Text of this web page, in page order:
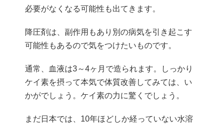
必要がなくなる可能性も出てきます。
降圧剤は、副作用もあり別の病気を引き起こす
可能性もあるので気をつけたいものです。
通常、血液は3～4ヶ月で造られます。しっかり
ケイ素を摂って本気で体質改善してみては、い
かがでしょう。ケイ素の力に驚くでしょう。
まだ日本では、10年ほどしか経っていない水溶